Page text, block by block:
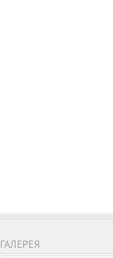
ГАЛЕРЕЯ